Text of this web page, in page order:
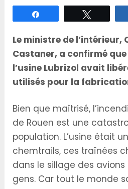
Le ministre de l’intérieur,
Castaner, a confirmé que
l’usine Lubrizol avait
utilisés pour la
Bien que maîtrisé,
de Rouen est une
population. L’usine était
chemtrails, ces traînées
dans le sillage des avions
gens. Car tout le monde